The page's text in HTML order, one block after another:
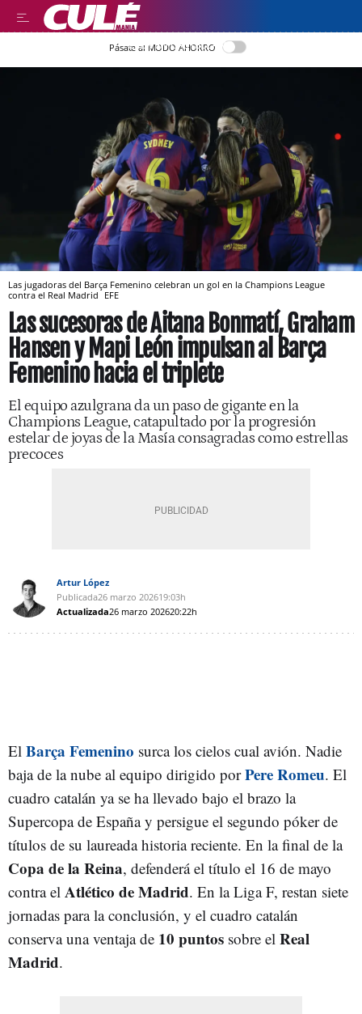
LEER EN CASTELLANO
Pásate al MODO AHORRO
Las jugadoras del Barça Femenino celebran un gol en la Champions League
contra el Real Madrid EFE
Las sucesoras de Aitana Bonmatí, Graham
Hansen y Mapi León impulsan al Barça
Femenino hacia el triplete
El equipo azulgrana da un paso de gigante en la
Champions League, catapultado por la progresión
estelar de joyas de la Masía consagradas como estrellas
precoces
Artur López
Publicada26 marzo 202619:03h
Actualizada26 marzo 202620:22h
El Barça Femenino surca los cielos cual avión. Nadie
baja de la nube al equipo dirigido porPere Romeu. El
cuadro catalán ya se ha llevado bajo el brazo la
Supercopa de España y persigue el segundo póker de
títulos de su laureada historia reciente. En la final de la
Copa de la Reina, defenderá el título el 16 de mayo
contra el Atlético de Madrid. En la Liga F, restan siete
jornadas para la conclusión, y el cuadro catalán
conserva una ventaja de 10 puntos sobre el Real
Madrid.